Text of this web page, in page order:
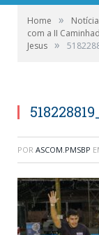
Home »
com a II
Jesus »
POR ASCOM.PMSBP